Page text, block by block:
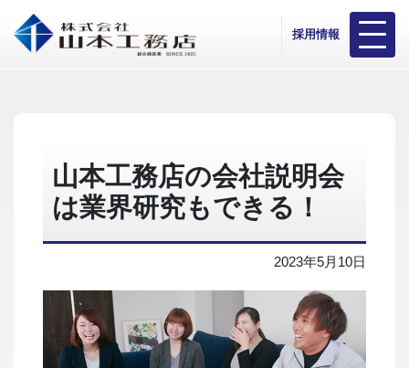
採用情報
山本工務店の会社説明会
は業界研究もできる！
2023年5月10日